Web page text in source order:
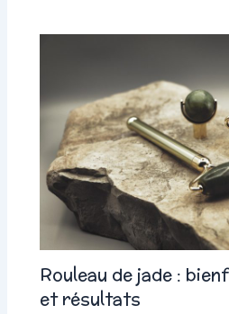
Rouleau de jade :
et résultats